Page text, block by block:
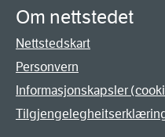
Om nettstedet
Nettstedskart
Personvern
Informasjonskapsler